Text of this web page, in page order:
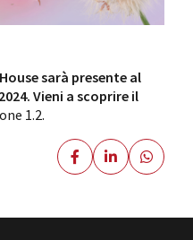
sarà presente al
Vieni a scoprire il
1.2.